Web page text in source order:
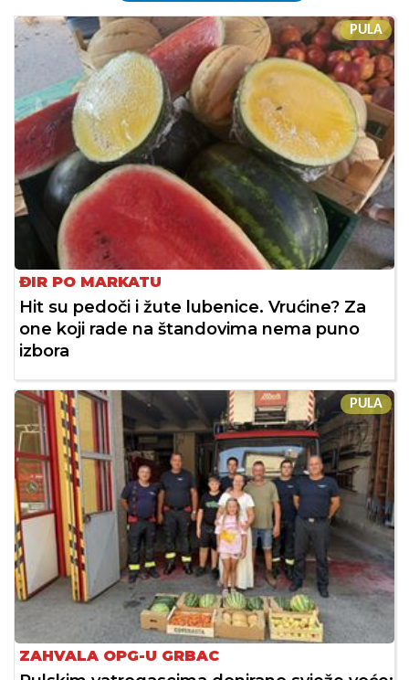
PULA
ĐIR PO MARKATU
Hit su pedoči i žute lubenice. Vrućine? Za
one koji rade na štandovima nema puno
izbora
PULA
ZAHVALA OPG-U GRBAC